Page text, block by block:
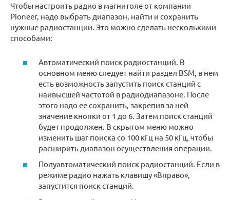
Чтобы настроить радио в магнитоле от компании
Pioneer, надо выбрать диапазон, найти и сохранить
нужные радиостанции. Это можно сделать несколькими
способами:
Автоматический поиск радиостанций. В
основном меню следует найти раздел BSM, в нем
есть возможность запустить поиск станций с
наивысшей частотой в радиодиапазоне. После
этого надо ее сохранить, закрепив за ней
значение кнопки от 1 до 6. Затем поиск станций
будет продолжен. В скрытом меню можно
изменить шаг поиска со 100 кГц на 50 кГц, чтобы
расширить диапазон осуществления операции.
Полуавтоматический поиск радиостанций. Если в
режиме радио нажать клавишу «Вправо»,
запустится поиск станций.